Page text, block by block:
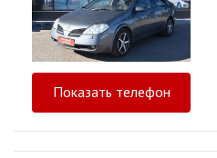
Показать телефон